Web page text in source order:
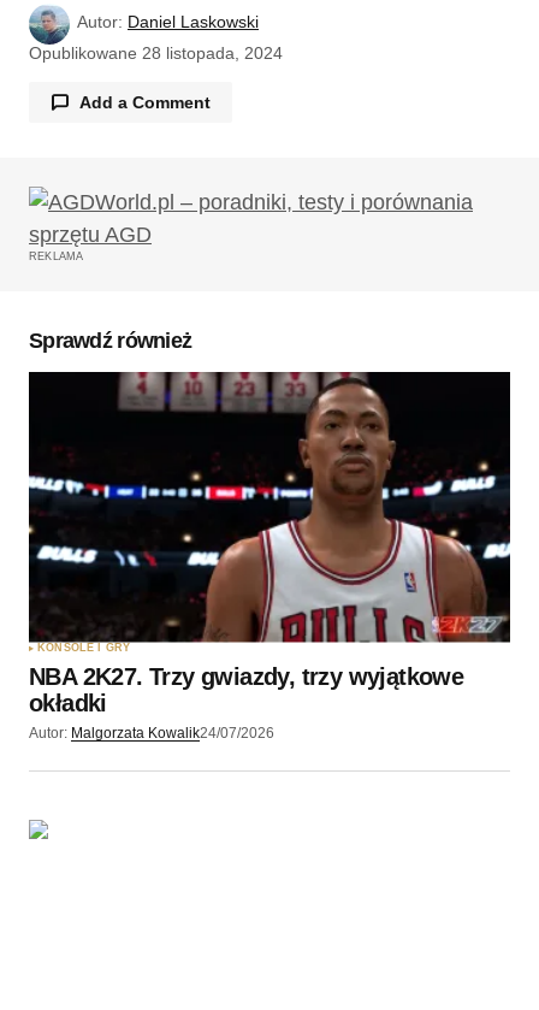
Autor: Daniel Laskowski
Opublikowane 28 listopada, 2024
Add a Comment
Twój adres email nie zostanie opublikowany.
Wymagane pola są oznaczone
Zapamiętaj moje dane w tej przeglądarce podczas
pisania kolejnych komentarzy.
Wyślij komentarz
REKLAMA
Sprawdź również
KONSOLE I GRY
NBA 2K27. Trzy gwiazdy, trzy wyjątkowe
okładki
Autor: Malgorzata Kowalik24/07/2026